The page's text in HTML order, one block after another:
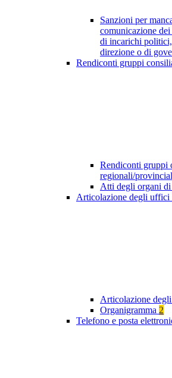
Sanzioni per
comunicazione
di incarichi
direzione o di
Rendiconti gruppi
Rendiconti gruppi
regionali/
Atti degli organi
Articolazione degli uffici
Articolazione
Organigramma 2
Telefono e posta